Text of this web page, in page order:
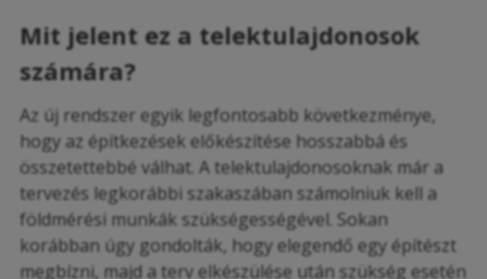
Mit jelent ez a telektulajdonosok
számára?
Az új rendszer egyik legfontosabb következménye,
hogy az építkezések előkészítése hosszabbá és
összetettebbé válhat. A telektulajdonosoknak már a
tervezés legkorábbi szakaszában számolniuk kell a
földmérési munkák szükségességével. Sokan
korábban úgy gondolták, hogy elegendő egy építészt
megbízni, majd a terv elkészülése után szükség esetén